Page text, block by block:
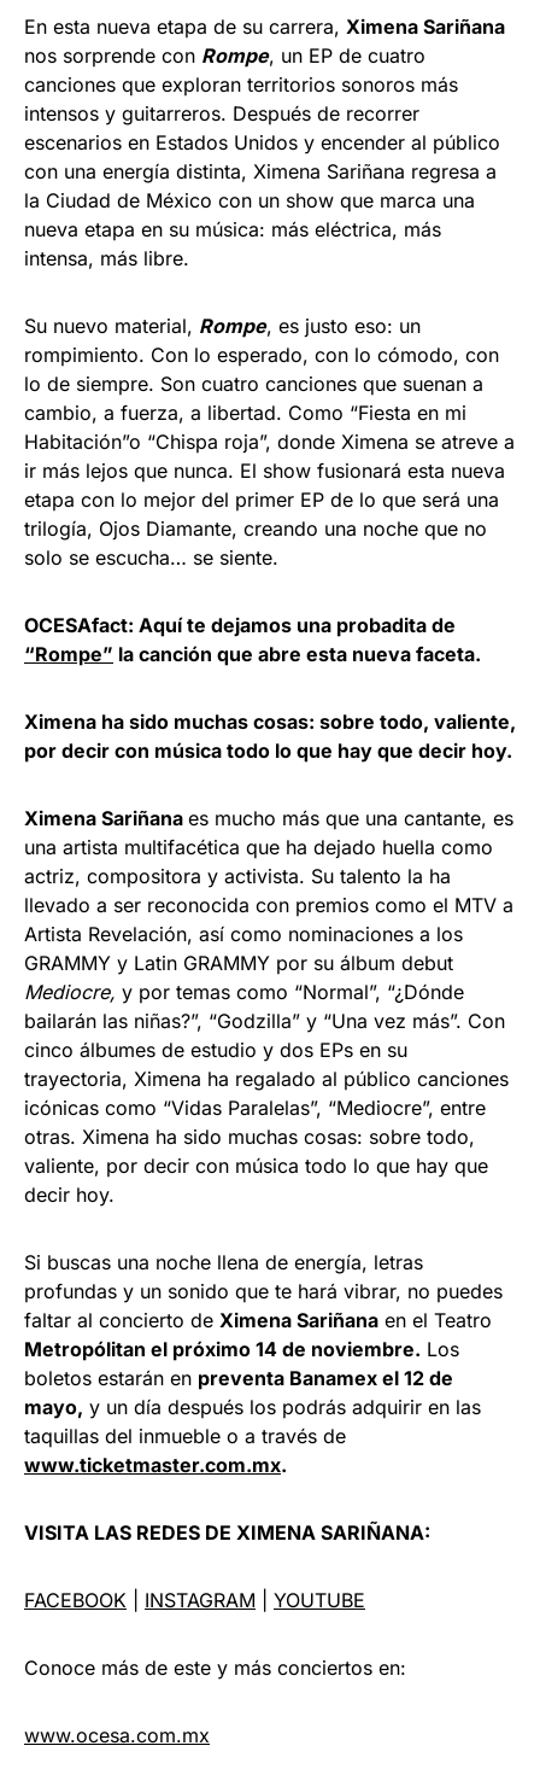
En esta nueva etapa de su carrera, Ximena Sariñana
nos sorprende con Rompe, un EP de cuatro
canciones que exploran territorios sonoros más
intensos y guitarreros. Después de recorrer
escenarios en Estados Unidos y encender al público
con una energía distinta, Ximena Sariñana regresa a
la Ciudad de México con un show que marca una
nueva etapa en su música: más eléctrica, más
intensa, más libre.
Su nuevo material, Rompe, es justo eso: un
rompimiento. Con lo esperado, con lo cómodo, con
lo de siempre. Son cuatro canciones que suenan a
cambio, a fuerza, a libertad. Como “Fiesta en mi
Habitación”o “Chispa roja”, donde Ximena se atreve a
ir más lejos que nunca. El show fusionará esta nueva
etapa con lo mejor del primer EP de lo que será una
trilogía, Ojos Diamante, creando una noche que no
solo se escucha… se siente.
OCESAfact: Aquí te dejamos una probadita de
“Rompe” la canción que abre esta nueva faceta.
Ximena ha sido muchas cosas: sobre todo, valiente,
por decir con música todo lo que hay que decir hoy.
Ximena Sariñana es mucho más que una cantante, es
una artista multifacética que ha dejado huella como
actriz, compositora y activista. Su talento la ha
llevado a ser reconocida con premios como el MTV a
Artista Revelación, así como nominaciones a los
GRAMMY y Latin GRAMMY por su álbum debut
Mediocre, y por temas como “Normal”, “¿Dónde
bailarán las niñas?”, “Godzilla” y “Una vez más”. Con
cinco álbumes de estudio y dos EPs en su
trayectoria, Ximena ha regalado al público canciones
icónicas como “Vidas Paralelas”, “Mediocre”, entre
otras. Ximena ha sido muchas cosas: sobre todo,
valiente, por decir con música todo lo que hay que
decir hoy.
Si buscas una noche llena de energía, letras
profundas y un sonido que te hará vibrar, no puedes
faltar al concierto de Ximena Sariñana en el Teatro
Metropólitan el próximo 14 de noviembre. Los
boletos estarán en preventa Banamex el 12 de
mayo, y un día después los podrás adquirir en las
taquillas del inmueble o a través de
www.ticketmaster.com.mx.
VISITA LAS REDES DE XIMENA SARIÑANA:
FACEBOOK INSTAGRAM YOUTUBE
Conoce más de este y más conciertos en:
www.ocesa.com.mx